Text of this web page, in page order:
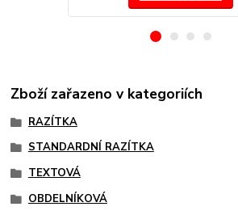
Zboží zařazeno v kategoriích
RAZÍTKA
STANDARDNÍ RAZÍTKA
TEXTOVÁ
OBDELNÍKOVÁ